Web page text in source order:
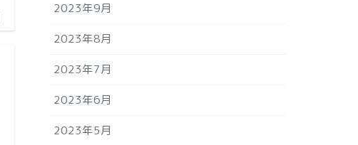
2023年9月
2023年8月
2023年7月
2023年6月
2023年5月